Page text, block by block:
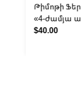
Թիմոթի
«4-ժամյա
$40.00